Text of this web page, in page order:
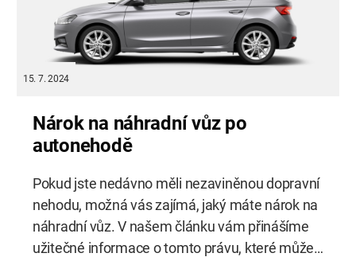
15. 7. 2024
Nárok na náhradní vůz po
autonehodě
Pokud jste nedávno měli nezaviněnou dopravní
nehodu, možná vás zajímá, jaký máte nárok na
náhradní vůz. V našem článku vám přinášíme
užitečné informace o tomto právu, které může